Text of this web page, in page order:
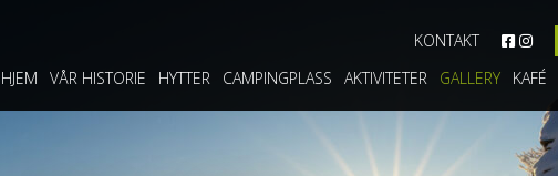
KONTAKT
HJEM
VÅR HISTORIE HYTTER CAMPINGPLASS AKTIVITETER GALLERY KAFÉ